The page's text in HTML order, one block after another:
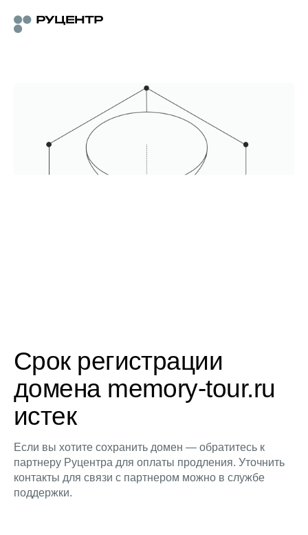
Срок регистрации
домена memory-tour.ru
истек
Если вы хотите сохранить домен — обратитесь к
партнеру Руцентра для оплаты продления. Уточнить
контакты для связи с партнером можно в службе
поддержки.